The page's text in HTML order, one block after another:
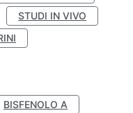
STUDI IN VIVO
BISFENOLO A